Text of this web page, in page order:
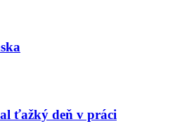
ťažký deň v práci